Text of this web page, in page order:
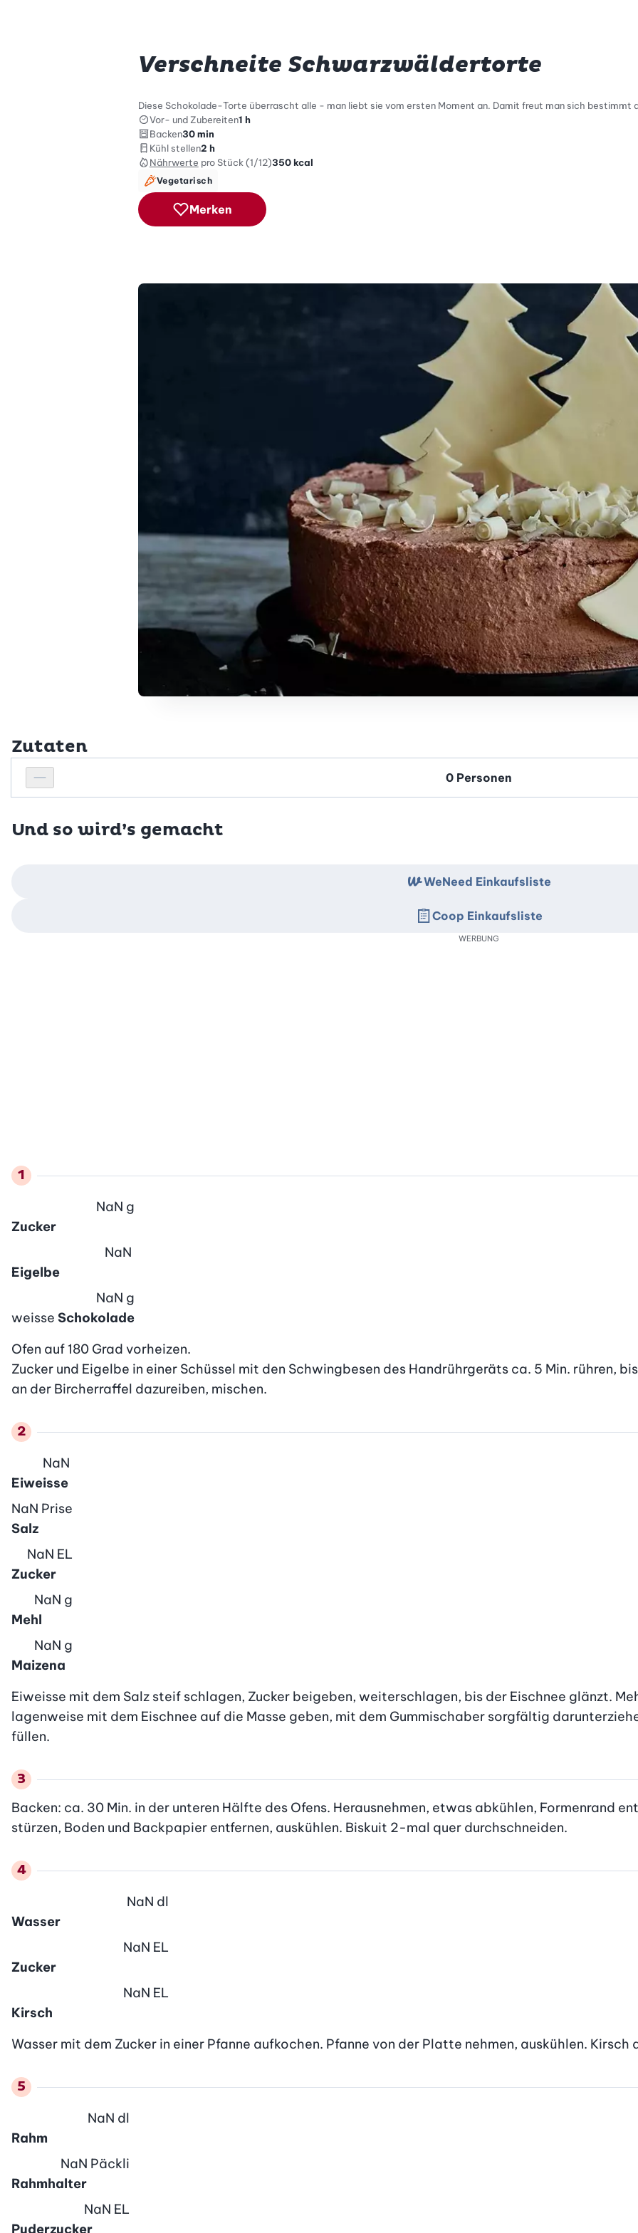
Verschneite Schwarzwäldertorte
Diese Schokolade-Torte überrascht alle - man liebt sie vom ersten Moment an. Damit freut man sich bestimmt
Vor- und Zubereiten1 h
Backen30 min
Kühl stellen2 h
Nährwerte pro Stück (1/12)350 kcal
Vegetarisch
Merken
Zutaten
Personenanzahl verringern
Personenanzahl
Und so wird’s gemacht
Zucker
NaN g
Eigelbe
NaN
weisse Schokolade
NaN g
Ofen auf 180 Grad vorheizen.
Zucker und Eigelbe in einer Schüssel mit den Schwingbesen des Handrührgeräts ca. 5 Min. rühren,
an der Bircherraffel dazureiben, mischen.
Eiweisse
NaN
Salz
NaN Prise
Zucker
NaN EL
Mehl
NaN g
Maizena
NaN g
Eiweisse mit dem Salz steif schlagen, Zucker beigeben, weiterschlagen, bis der Eischnee glänzt.
lagenweise mit dem Eischnee auf die Masse geben, mit dem Gummischaber sorgfältig
füllen.
Backen: ca. 30 Min. in der unteren Hälfte des Ofens. Herausnehmen, etwas abkühlen, Formenrand
stürzen, Boden und Backpapier entfernen, auskühlen. Biskuit 2-mal quer durchschneiden.
Wasser
NaN dl
Zucker
NaN EL
Kirsch
NaN EL
Wasser mit dem Zucker in einer Pfanne aufkochen. Pfanne von der Platte nehmen, auskühlen. Kirsch
Rahm
NaN dl
Rahmhalter
NaN Päckli
Puderzucker
NaN EL
WeNeed Einkaufsliste
Coop Einkaufsliste
WERBUNG